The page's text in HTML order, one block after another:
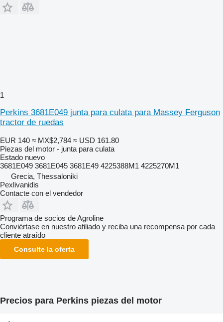
1
Perkins 3681E049 junta para culata para Massey Ferguson
tractor de ruedas
EUR 140 ≈ MX$2,784 ≈ USD 161.80
Piezas del motor - junta para culata
Estado nuevo
3681E049 3681E045 3681E49 4225388M1 4225270M1
Grecia, Thessaloniki
Pexlivanidis
Contacte con el vendedor
Programa de socios de Agroline
Conviértase en nuestro afiliado y reciba una recompensa por cada
cliente atraído
Consulte la oferta
Precios para Perkins piezas del motor